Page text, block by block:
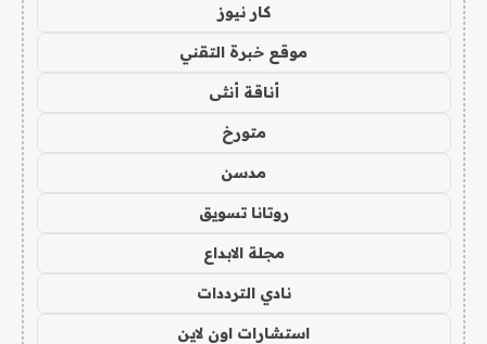
كار نيوز
موقع خبرة التقني
أناقة أنثى
متورخ
مدسن
روتانا تسويق
مجلة الابداع
نادي الترددات
استشارات اون لاين